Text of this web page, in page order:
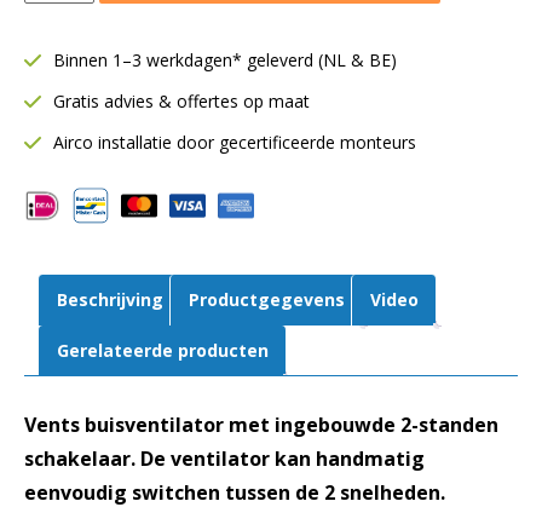
100
|
Met
standen
schakelaar
Toe-
afvoer
187
m³/h
aantal
Binnen 1–3 werkdagen* geleverd (NL & BE)
Gratis advies & offertes op maat
Airco installatie door gecertificeerde monteurs
Beschrijving Productgegevens Video
Gerelateerde producten
Vents buisventilator met ingebouwde 2-standen
schakelaar. De ventilator kan handmatig
eenvoudig switchen tussen de 2 snelheden.